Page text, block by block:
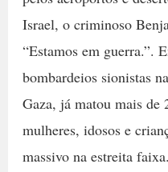
Israel, o criminoso
“Estamos em guerra.”.
bombardeios sionistas
Gaza, já matou mais de
mulheres, idosos e
massivo na estreita faixa.